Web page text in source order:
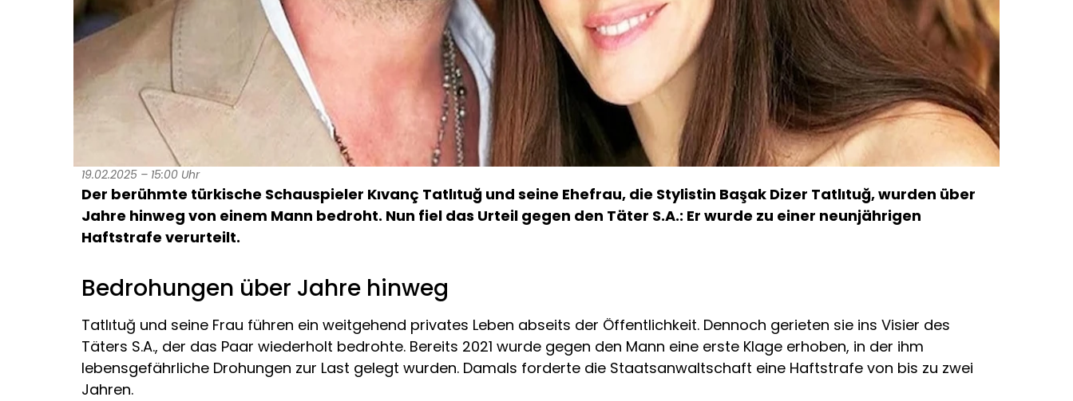
19.02.2025 – 15:00 Uhr
Der berühmte türkische Schauspieler Kıvanç Tatlıtuğ und seine Ehefrau, die Stylistin Başak Dizer Tatlıtuğ, wurden über
Jahre hinweg von einem Mann bedroht. Nun fiel das Urteil gegen den Täter S.A.: Er wurde zu einer neunjährigen
Haftstrafe verurteilt.
Bedrohungen über Jahre hinweg
Tatlıtuğ und seine Frau führen ein weitgehend privates Leben abseits der Öffentlichkeit. Dennoch gerieten sie ins Visier des
Täters S.A., der das Paar wiederholt bedrohte. Bereits 2021 wurde gegen den Mann eine erste Klage erhoben, in der ihm
lebensgefährliche Drohungen zur Last gelegt wurden. Damals forderte die Staatsanwaltschaft eine Haftstrafe von bis zu zwei
Jahren.